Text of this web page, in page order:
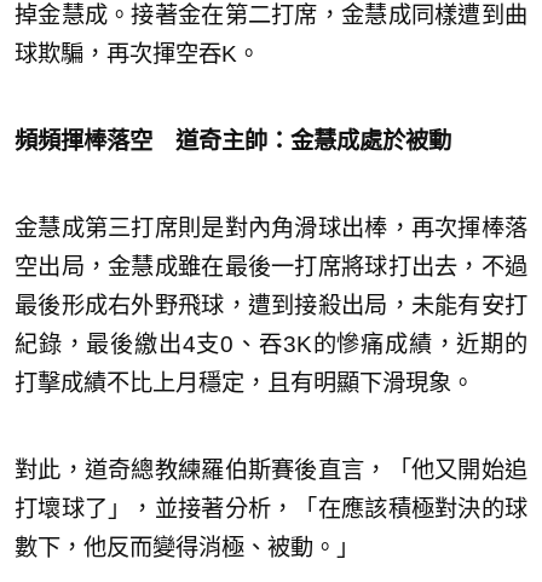
掉金慧成。接著金在第二打席，金慧成同樣遭到曲
球欺騙，再次揮空吞K。
頻頻揮棒落空 道奇主帥：金慧成處於被動
金慧成第三打席則是對內角滑球出棒，再次揮棒落
空出局，金慧成雖在最後一打席將球打出去，不過
最後形成右外野飛球，遭到接殺出局，未能有安打
紀錄，最後繳出4支0、吞3K的慘痛成績，近期的
打擊成績不比上月穩定，且有明顯下滑現象。
對此，道奇總教練羅伯斯賽後直言，「他又開始追
打壞球了」，並接著分析，「在應該積極對決的球
數下，他反而變得消極、被動。」